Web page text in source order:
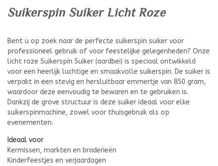
Suikerspin Suiker Licht Roze
Bent u op zoek naar de perfecte suikerspin suiker voor
professioneel gebruik of voor feestelijke gelegenheden? Onze
licht roze Suikerspin Suiker (aardbei) is speciaal ontwikkeld
voor een heerlijk luchtige en smaakvolle suikerspin. De suiker is
verpakt in een stevig en hersluitbaar emmertje van 850 gram,
waardoor deze eenvoudig te bewaren en te gebruiken is.
Dankzij de grove structuur is deze suiker ideaal voor elke
suikerspinmachine, zowel voor thuisgebruik als op
evenementen.
Ideaal voor
Kermissen, markten en braderieën
Kinderfeestjes en verjaardagen